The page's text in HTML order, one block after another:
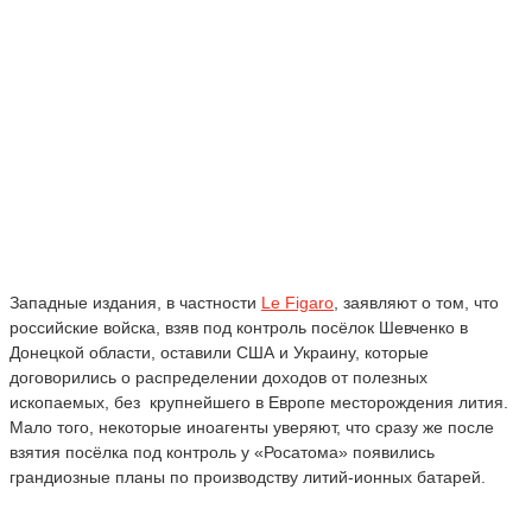
Западные издания, в частности Le Figaro , заявляют о том, что
российские войска, взяв под контроль посёлок Шевченко в
Донецкой области, оставили США и Украину, которые
договорились о распределении доходов от полезных
ископаемых, без крупнейшего в Европе месторождения лития.
Мало того, некоторые иноагенты уверяют, что сразу же после
взятия посёлка под контроль у «Росатома» появились
грандиозные планы по производству литий-ионных батарей.